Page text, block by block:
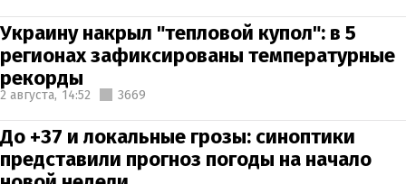
Украину накрыл "тепловой купол": в 5
регионах зафиксированы температурные
рекорды
2 августа, 14:52 3669
До +37 и локальные грозы: синоптики
представили прогноз погоды на начало